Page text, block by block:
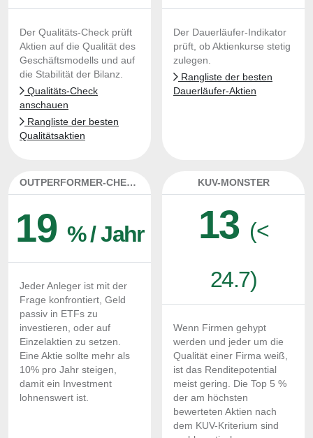
Der Qualitäts-Check prüft
Aktien auf die Qualität des
Geschäftsmodells und auf
die Stabilität der Bilanz.
Qualitäts-Check
anschauen
Rangliste der besten
Qualitätsaktien
Der Dauerläufer-Indikator
prüft, ob Aktienkurse stetig
zulegen.
Rangliste der besten
Dauerläufer-Aktien
OUTPERFORMER-CHECK
19 % / Jahr
Jeder Anleger ist mit der
Frage konfrontiert, Geld
passiv in ETFs zu
investieren, oder auf
Einzelaktien zu setzen.
Eine Aktie sollte mehr als
10% pro Jahr steigen,
damit ein Investment
lohnenswert ist.
KUV-MONSTER
13 (<
24.7)
Wenn Firmen gehypt
werden und jeder um die
Qualität einer Firma weiß,
ist das Renditepotential
meist gering. Die Top 5 %
der am höchsten
bewerteten Aktien nach
dem KUV-Kriterium sind